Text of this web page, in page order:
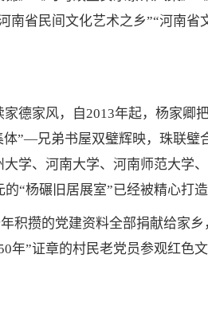
南省民间文化艺术之乡”“河南
家风，自2013年起，杨家卿
”—兄弟书屋双璧辉映，珠联
学、河南大学、河南师范大学
“杨碾旧居展室”已经被精心打
攒的党建资料全部捐献给家乡
年”证章的村民老党员参观红色